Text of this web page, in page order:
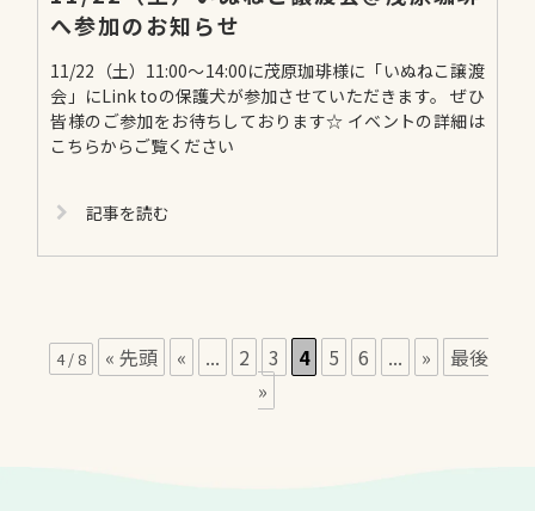
へ参加のお知らせ
11/22（土）11:00～14:00に茂原珈琲様に「いぬねこ譲渡
会」にLink toの保護犬が参加させていただきます。 ぜひ
皆様のご参加をお待ちしております☆ イベントの詳細は
こちらからご覧ください
記事を読む
4 / 8 « 先頭 « ... 2 3 4 5 6 ... »
最後
»